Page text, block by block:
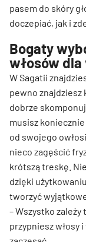
pasem do skóry
doczepiać, jak i
Bogaty
włosów
W Sagatii
pewno znajdziesz
dobrze
musisz
od swojego
nieco zagęścić
krótszą treskę.
dzięki
tworzyć
– Wszystko zależy
przypniesz włosy